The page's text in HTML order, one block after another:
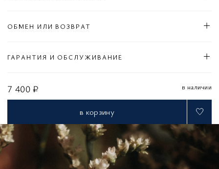
7 400 ₽ в наличии
в корзину
ОБМЕН ИЛИ ВОЗВРАТ
ГАРАНТИЯ И ОБСЛУЖИВАНИЕ